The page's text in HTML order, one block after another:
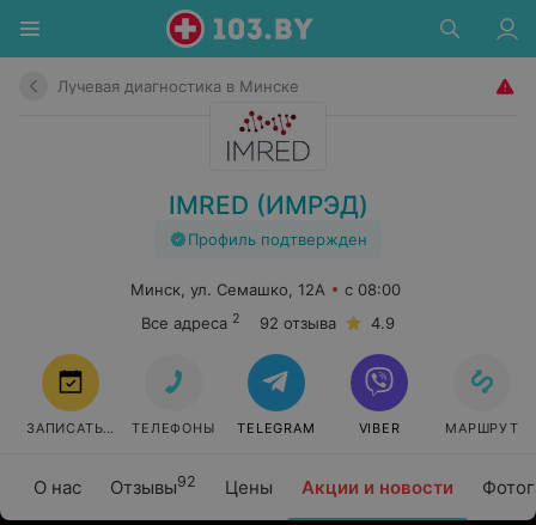
Лучевая диагностика в Минске
IMRED (ИМРЭД)
Профиль подтвержден
О нас Отзывы92 Цены Акции и новости
Минск, ул. Семашко, 12А
с 08:00
Все адреса 2 92 отзыва 4.9
ЗАПИСАТЬСЯ ТЕЛЕФОНЫ TELEGRAM VIBER МАРШРУТ